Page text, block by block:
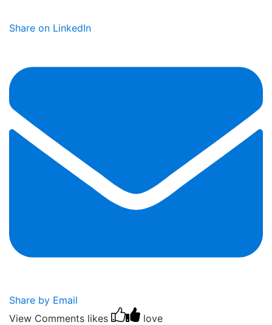
Share on LinkedIn
Share by Email
View Comments likes love